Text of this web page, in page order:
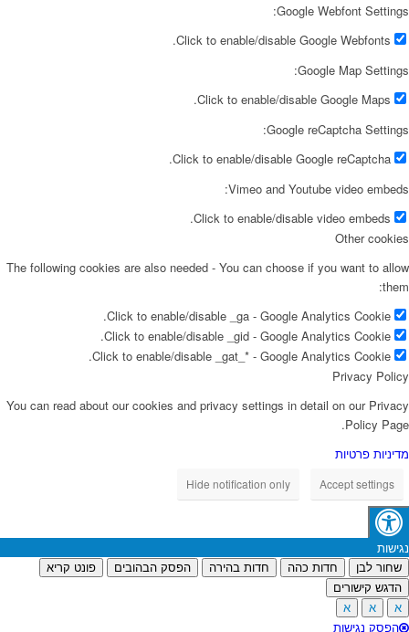
Google Webfont Settings:
Click to enable/disable Google Webfonts.
Google Map Settings:
Click to enable/disable Google Maps.
Google reCaptcha Settings:
Click to enable/disable Google reCaptcha.
Vimeo and Youtube video embeds:
Click to enable/disable video embeds.
Other cookies
The following cookies are also needed - You can choose if you want to allow
them:
Click to enable/disable _ga - Google Analytics Cookie.
Click to enable/disable _gid - Google Analytics Cookie.
Click to enable/disable _gat_* - Google Analytics Cookie.
Privacy Policy
You can read about our cookies and privacy settings in detail on our Privacy
Policy Page.
מדיניות פרטיות
Accept settings
Hide notification only
נגישות
שחור לבן חדות כהה חדות בהירה הפסק הבהובים
פונט קריא
הדגש קישורים
א
א א
הפסק נגישות